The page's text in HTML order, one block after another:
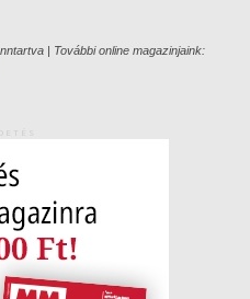
| További online magazinjaink: